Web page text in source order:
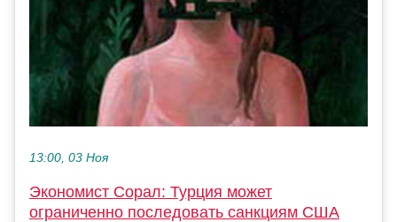
13:00, 03 Ноя
Экономист Сорал: Турция может
ограниченно последовать санкциям США